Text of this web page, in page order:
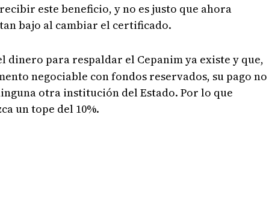
este beneficio, y no es justo que ahora
bajo al cambiar el certificado.
dinero para respaldar el Cepanim ya existe y que,
negociable con fondos reservados, su pago no
otra institución del Estado. Por lo que
un tope del 10%.